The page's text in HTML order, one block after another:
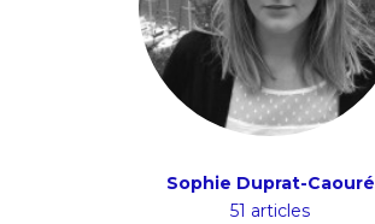
Sophie Duprat-Caouré
51 articles